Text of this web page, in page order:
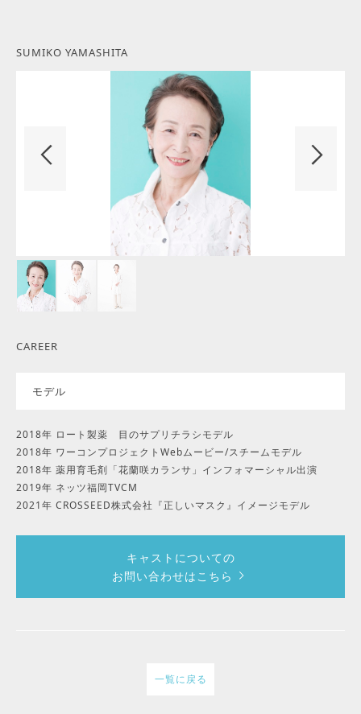
SUMIKO YAMASHITA
CAREER
モデル
2018年 ロート製薬 目のサプリチラシモデル
2018年 ワーコンプロジェクトWebムービー/スチームモデル
2018年 薬用育毛剤「花蘭咲カランサ」インフォマーシャル出演
2019年 ネッツ福岡TVCM
2021年 CROSSEED株式会社『正しいマスク』イメージモデル
キャストについての
お問い合わせはこちら
一覧に戻る